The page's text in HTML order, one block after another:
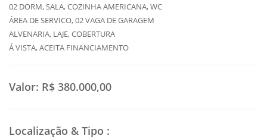
02 DORM, SALA, COZINHA AMERICANA, WC
ÁREA DE SERVICO, 02 VAGA DE GARAGEM
ALVENARIA, LAJE, COBERTURA
Á VISTA, ACEITA FINANCIAMENTO
Valor: R$ 380.000,00
Localização & Tipo :